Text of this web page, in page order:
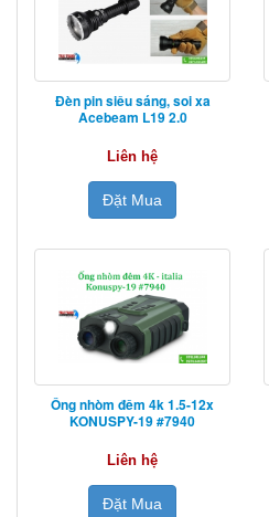
Đèn pin siêu sáng, soi xa
Acebeam L19 2.0
Liên hệ
Đặt Mua
Ống nhòm đêm 4k 1.5-12x
KONUSPY-19 #7940
Liên hệ
Đặt Mua